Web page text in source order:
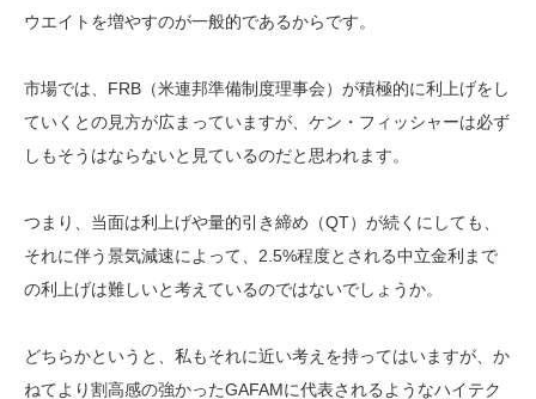
ウエイトを増やすのが一般的であるからです。
市場では、FRB（米連邦準備制度理事会）が積極的に利上げをし
ていくとの見方が広まっていますが、ケン・フィッシャーは必ず
しもそうはならないと見ているのだと思われます。
つまり、当面は利上げや量的引き締め（QT）が続くにしても、
それに伴う景気減速によって、2.5%程度とされる中立金利まで
の利上げは難しいと考えているのではないでしょうか。
どちらかというと、私もそれに近い考えを持ってはいますが、か
ねてより割高感の強かったGAFAMに代表されるようなハイテク